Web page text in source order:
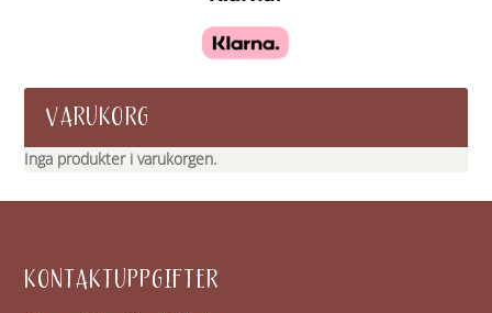
VARUKORG
Inga produkter i varukorgen.
KONTAKTUPPGIFTER